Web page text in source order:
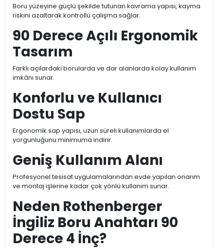
Boru yüzeyine güçlü şekilde tutunan kavrama yapısı, kayma
riskini azaltarak kontrollü çalışma sağlar.
90 Derece Açılı Ergonomik
Tasarım
Farklı açılardaki borularda ve dar alanlarda kolay kullanım
imkânı sunar.
Konforlu ve Kullanıcı
Dostu Sap
Ergonomik sap yapısı, uzun süreli kullanımlarda el
yorgunluğunu minimuma indirir.
Geniş Kullanım Alanı
Profesyonel tesisat uygulamalarından evde yapılan onarım
ve montaj işlerine kadar çok yönlü kullanım sunar.
Neden Rothenberger
İngiliz Boru Anahtarı 90
Derece 4 İnç?